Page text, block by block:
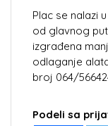
Plac se nalazi
od glavnog
izgrađena
odlaganje
broj 064/
Podeli sa